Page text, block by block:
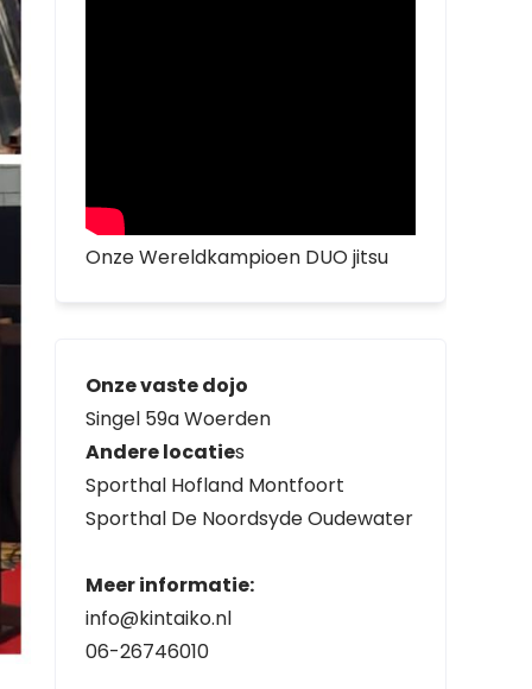
Onze Wereldkampioen DUO jitsu
Onze vaste dojo
Singel 59a Woerden
Andere locaties
Sporthal Hofland Montfoort
Sporthal De Noordsyde Oudewater
Meer informatie:
info@kintaiko.nl
06-26746010